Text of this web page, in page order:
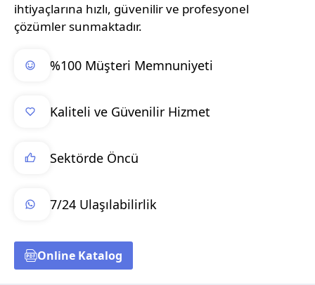
ihtiyaçlarına hızlı, güvenilir ve profesyonel
çözümler sunmaktadır.
%100 Müşteri Memnuniyeti
Kaliteli ve Güvenilir Hizmet
Sektörde Öncü
7/24 Ulaşılabilirlik
Online Katalog